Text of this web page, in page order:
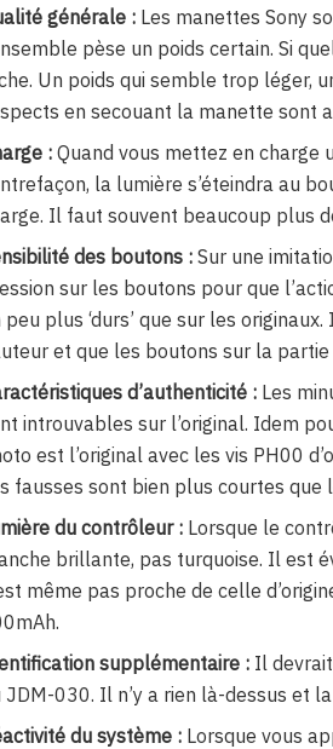
générale : Les manettes Sony
pèse un poids certain. Si
Un poids qui semble trop léger,
en secouant la manette sont
: Quand vous mettez en charge
la lumière s’éteindra au
Il faut souvent beaucoup plus
des boutons :Sur une
sur les boutons pour que
peu plus ‘durs’ que sur les
et que les boutons sur la
d’authenticité : Les
introuvables sur l’original. Idem
est l’original avec les vis PH00
fausses sont bien plus courtes que
du contrôleur : Lorsque le
brillante, pas turquoise. Il est
même pas proche de celle
supplémentaire : Il
JDM-030. Il n’y a rien là-dessus et
du système : Lorsque vous